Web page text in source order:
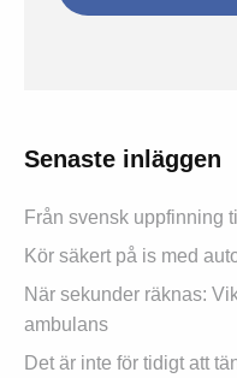
Senaste inläggen
Från svensk uppfinning
Kör säkert på is med
När sekunder räknas:
ambulans
Det är inte för tidigt att